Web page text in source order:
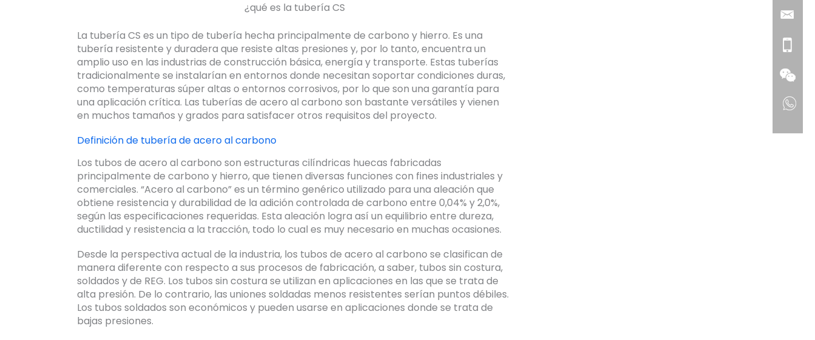
¿qué es la tubería CS
La tubería CS es un tipo de tubería hecha principalmente de carbono y hierro. Es una
tubería resistente y duradera que resiste altas presiones y, por lo tanto, encuentra un
amplio uso en las industrias de construcción básica, energía y transporte. Estas tuberías
tradicionalmente se instalarían en entornos donde necesitan soportar condiciones duras,
como temperaturas súper altas o entornos corrosivos, por lo que son una garantía para
una aplicación crítica. Las tuberías de acero al carbono son bastante versátiles y vienen
en muchos tamaños y grados para satisfacer otros requisitos del proyecto.
Definición de tubería de acero al carbono
Los tubos de acero al carbono son estructuras cilíndricas huecas fabricadas
principalmente de carbono y hierro, que tienen diversas funciones con fines industriales y
comerciales. “Acero al carbono” es un término genérico utilizado para una aleación que
obtiene resistencia y durabilidad de la adición controlada de carbono entre 0,04% y 2,0%,
según las especificaciones requeridas. Esta aleación logra así un equilibrio entre dureza,
ductilidad y resistencia a la tracción, todo lo cual es muy necesario en muchas ocasiones.
Desde la perspectiva actual de la industria, los tubos de acero al carbono se clasifican de
manera diferente con respecto a sus procesos de fabricación, a saber, tubos sin costura,
soldados y de REG. Los tubos sin costura se utilizan en aplicaciones en las que se trata de
alta presión. De lo contrario, las uniones soldadas menos resistentes serían puntos débiles.
Los tubos soldados son económicos y pueden usarse en aplicaciones donde se trata de
bajas presiones.